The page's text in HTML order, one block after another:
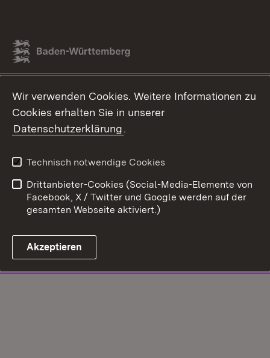
Link zum Landesportal
Wir verwenden Cookies. Weitere Informationen zu
Cookies erhalten Sie in unserer
Datenschutzerklärung.
Technisch notwendige Cookies
Drittanbieter-Cookies (Social-Media-Elemente von
Facebook, X / Twitter und Google werden auf der
gesamten Webseite aktiviert.)
Akzeptieren